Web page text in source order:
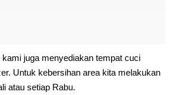
juga menyediakan tempat cuci
Untuk kebersihan area kita melakukan
atau setiap Rabu.